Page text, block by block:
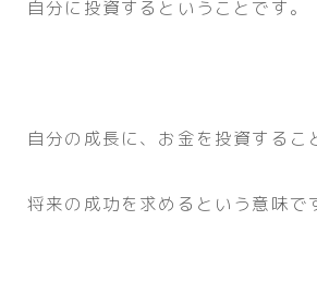
自分に投資するということです。
自分の成長に、お金を投資するこ
将来の成功を求めるという意味で